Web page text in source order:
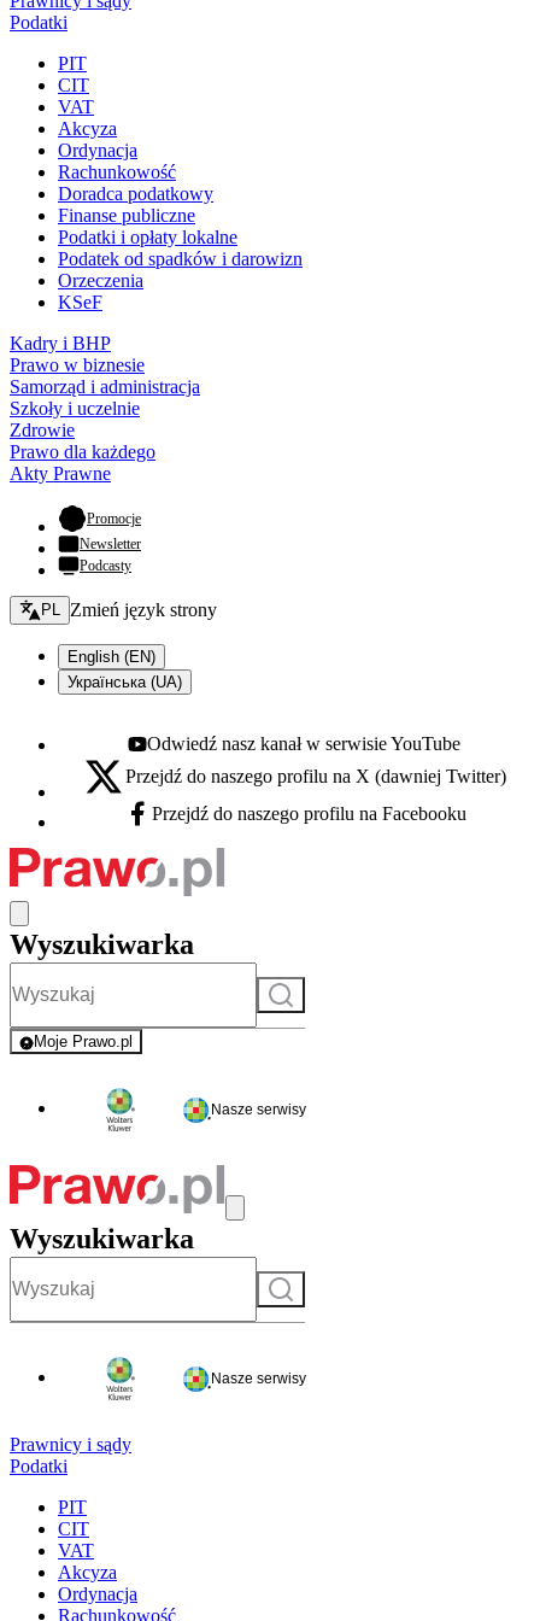
Podatki
PIT
CIT
VAT
Akcyza
Ordynacja
Rachunkowość
Doradca podatkowy
Finanse publiczne
Podatki i opłaty lokalne
Podatek od spadków i darowizn
Orzeczenia
KSeF
Kadry i BHP
Prawo w biznesie
Samorząd i administracja
Szkoły i uczelnie
Zdrowie
Prawo dla każdego
Akty Prawne
Promocje- otwiera się w nowej karcie
Newsletter
Podcasty
Zmień język - bieżący:
PL Zmień język strony
English (EN)
Українська (UA)
Youtube - otwiera się w nowej karcie
Odwiedź nasz kanał w serwisie YouTube
X - otwiera się w nowej karcie
Przejdź do naszego profilu na X (dawniej Twitter)
Facebook - otwiera się w nowej karcie
Przejdź do naszego profilu na Facebooku
Wyszukiwarka
Szukaj
Moje Prawo.pl
- rejestracja i logowanie do serwisu
Nasze serwisy
Wyszukiwarka
Szukaj
Nasze serwisy
Prawnicy i sądy
Podatki
PIT
CIT
VAT
Akcyza
Ordynacja
Rachunkowość